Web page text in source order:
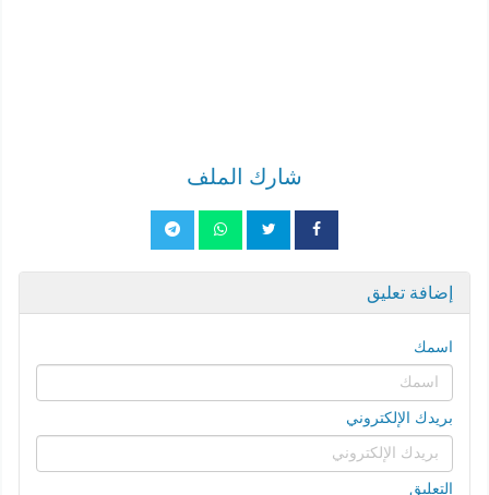
شارك الملف
إضافة تعليق
اسمك
بريدك الإلكتروني
التعليق